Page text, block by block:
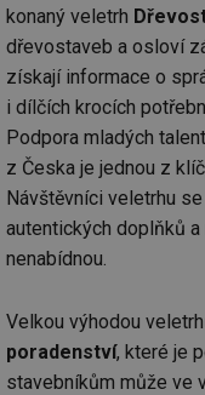
konaný veletrh
dřevostaveb a osloví
získají informace o
i dílčích krocích
Podpora mladých
z Česka je jednou z
Návštěvníci veletrhu
autentických doplňků
nenabídnou.
Velkou výhodou
poradenství, které je
stavebníkům může ve